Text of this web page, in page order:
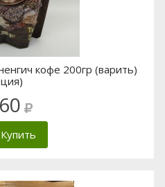
кофе 200гр (варить)
Купить